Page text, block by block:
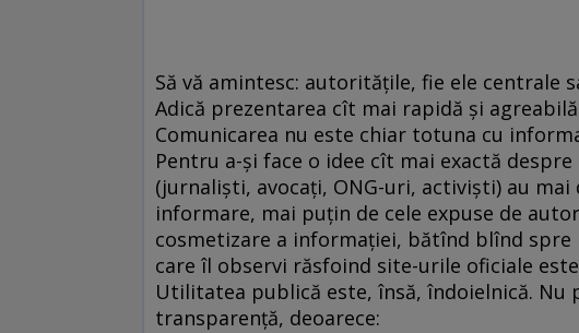
Să vă amintesc: autorităţile, fie ele centrale
Adică prezentarea cît mai rapidă şi
Comunicarea nu este chiar totuna cu
Pentru a-şi face o idee cît mai exactă
(jurnalişti, avocaţi, ONG-uri, activişti) au
informare, mai puţin de cele expuse de
cosmetizare a informaţiei, bătînd blînd spre
care îl observi răsfoind site-urile oficiale
Utilitatea publică este, însă, îndoielnică. Nu
transparenţă, deoarece: